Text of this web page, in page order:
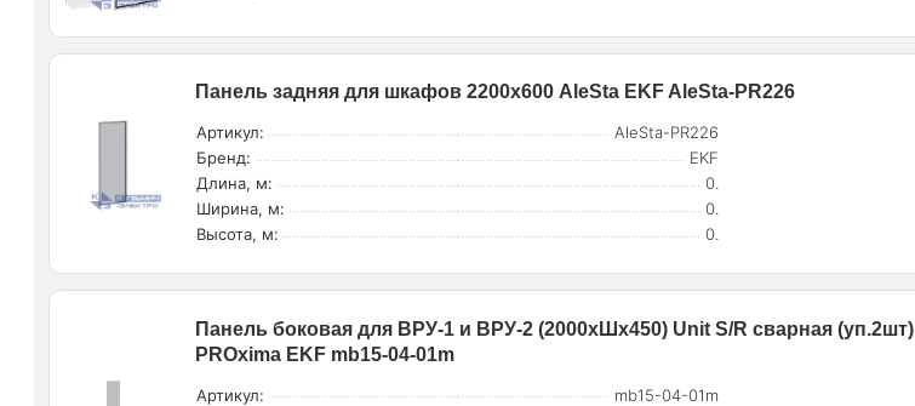
Панель задняя для шкафов 2200х600 AleSta EKF AleSta-PR226
Артикул:
AleSta-PR226
Бренд:
EKF
Длина, м:
0.
Ширина, м:
0.
Высота, м:
0.
Панель боковая для ВРУ-1 и ВРУ-2 (2000хШх450) Unit S/R сварная (уп.2шт)
PROxima EKF mb15-04-01m
Артикул:
mb15-04-01m